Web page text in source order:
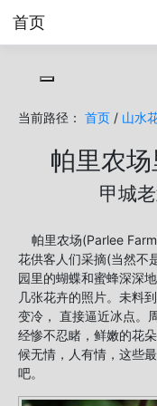
首页
当前路径： 首页 / 山水
帕里农
甲城
帕里农场(Parlee
花供客人们采摘(当然不
园里的蝴蝶和蜜蜂深深
几张花卉的照片。未料
变冷， 直接逼近冰点。
经惨不忍睹，鲜嫩的花
候无情，人有情，这些
吧。